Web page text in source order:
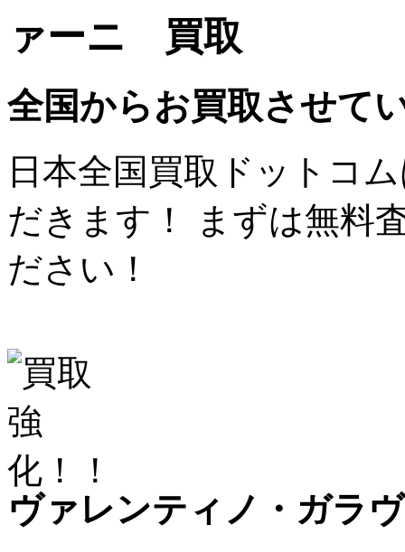
ァーニ 買取
全国からお買取させて
日本全国買取ドットコ
だきます！ まずは無料
ださい！
ヴァレンティノ・ガラ